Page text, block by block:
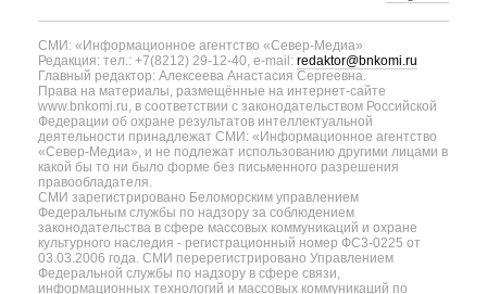
СМИ: «Информационное агентство «Север-Медиа»
Редакция: тел.: +7(8212) 29-12-40, e-mail: redaktor@bnkomi.ru
Главный редактор: Алексеева Анастасия Сергеевна.
Права на материалы, размещённые на интернет-сайте
www.bnkomi.ru, в соответствии с законодательством Российской
Федерации об охране результатов интеллектуальной
деятельности принадлежат СМИ: «Информационное агентство
«Север-Медиа», и не подлежат использованию другими лицами в
какой бы то ни было форме без письменного разрешения
правообладателя.
СМИ зарегистрировано Беломорским управлением
Федеральным службы по надзору за соблюдением
законодательства в сфере массовых коммуникаций и охране
культурного наследия - регистрационный номер ФС3-0225 от
03.03.2006 года. СМИ перерегистрировано Управлением
Федеральной службы по надзору в сфере связи,
информационных технологий и массовых коммуникаций по